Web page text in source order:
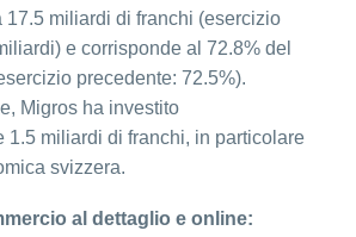
17.5 miliardi di franchi (esercizio
e corrisponde al 72.8% del
precedente: 72.5%).
Migros ha investito
1.5 miliardi di franchi, in particolare
svizzera.
al dettaglio e online: